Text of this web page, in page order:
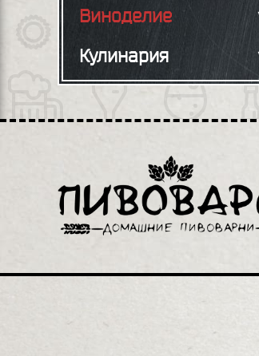
Виноделие
Кулинария